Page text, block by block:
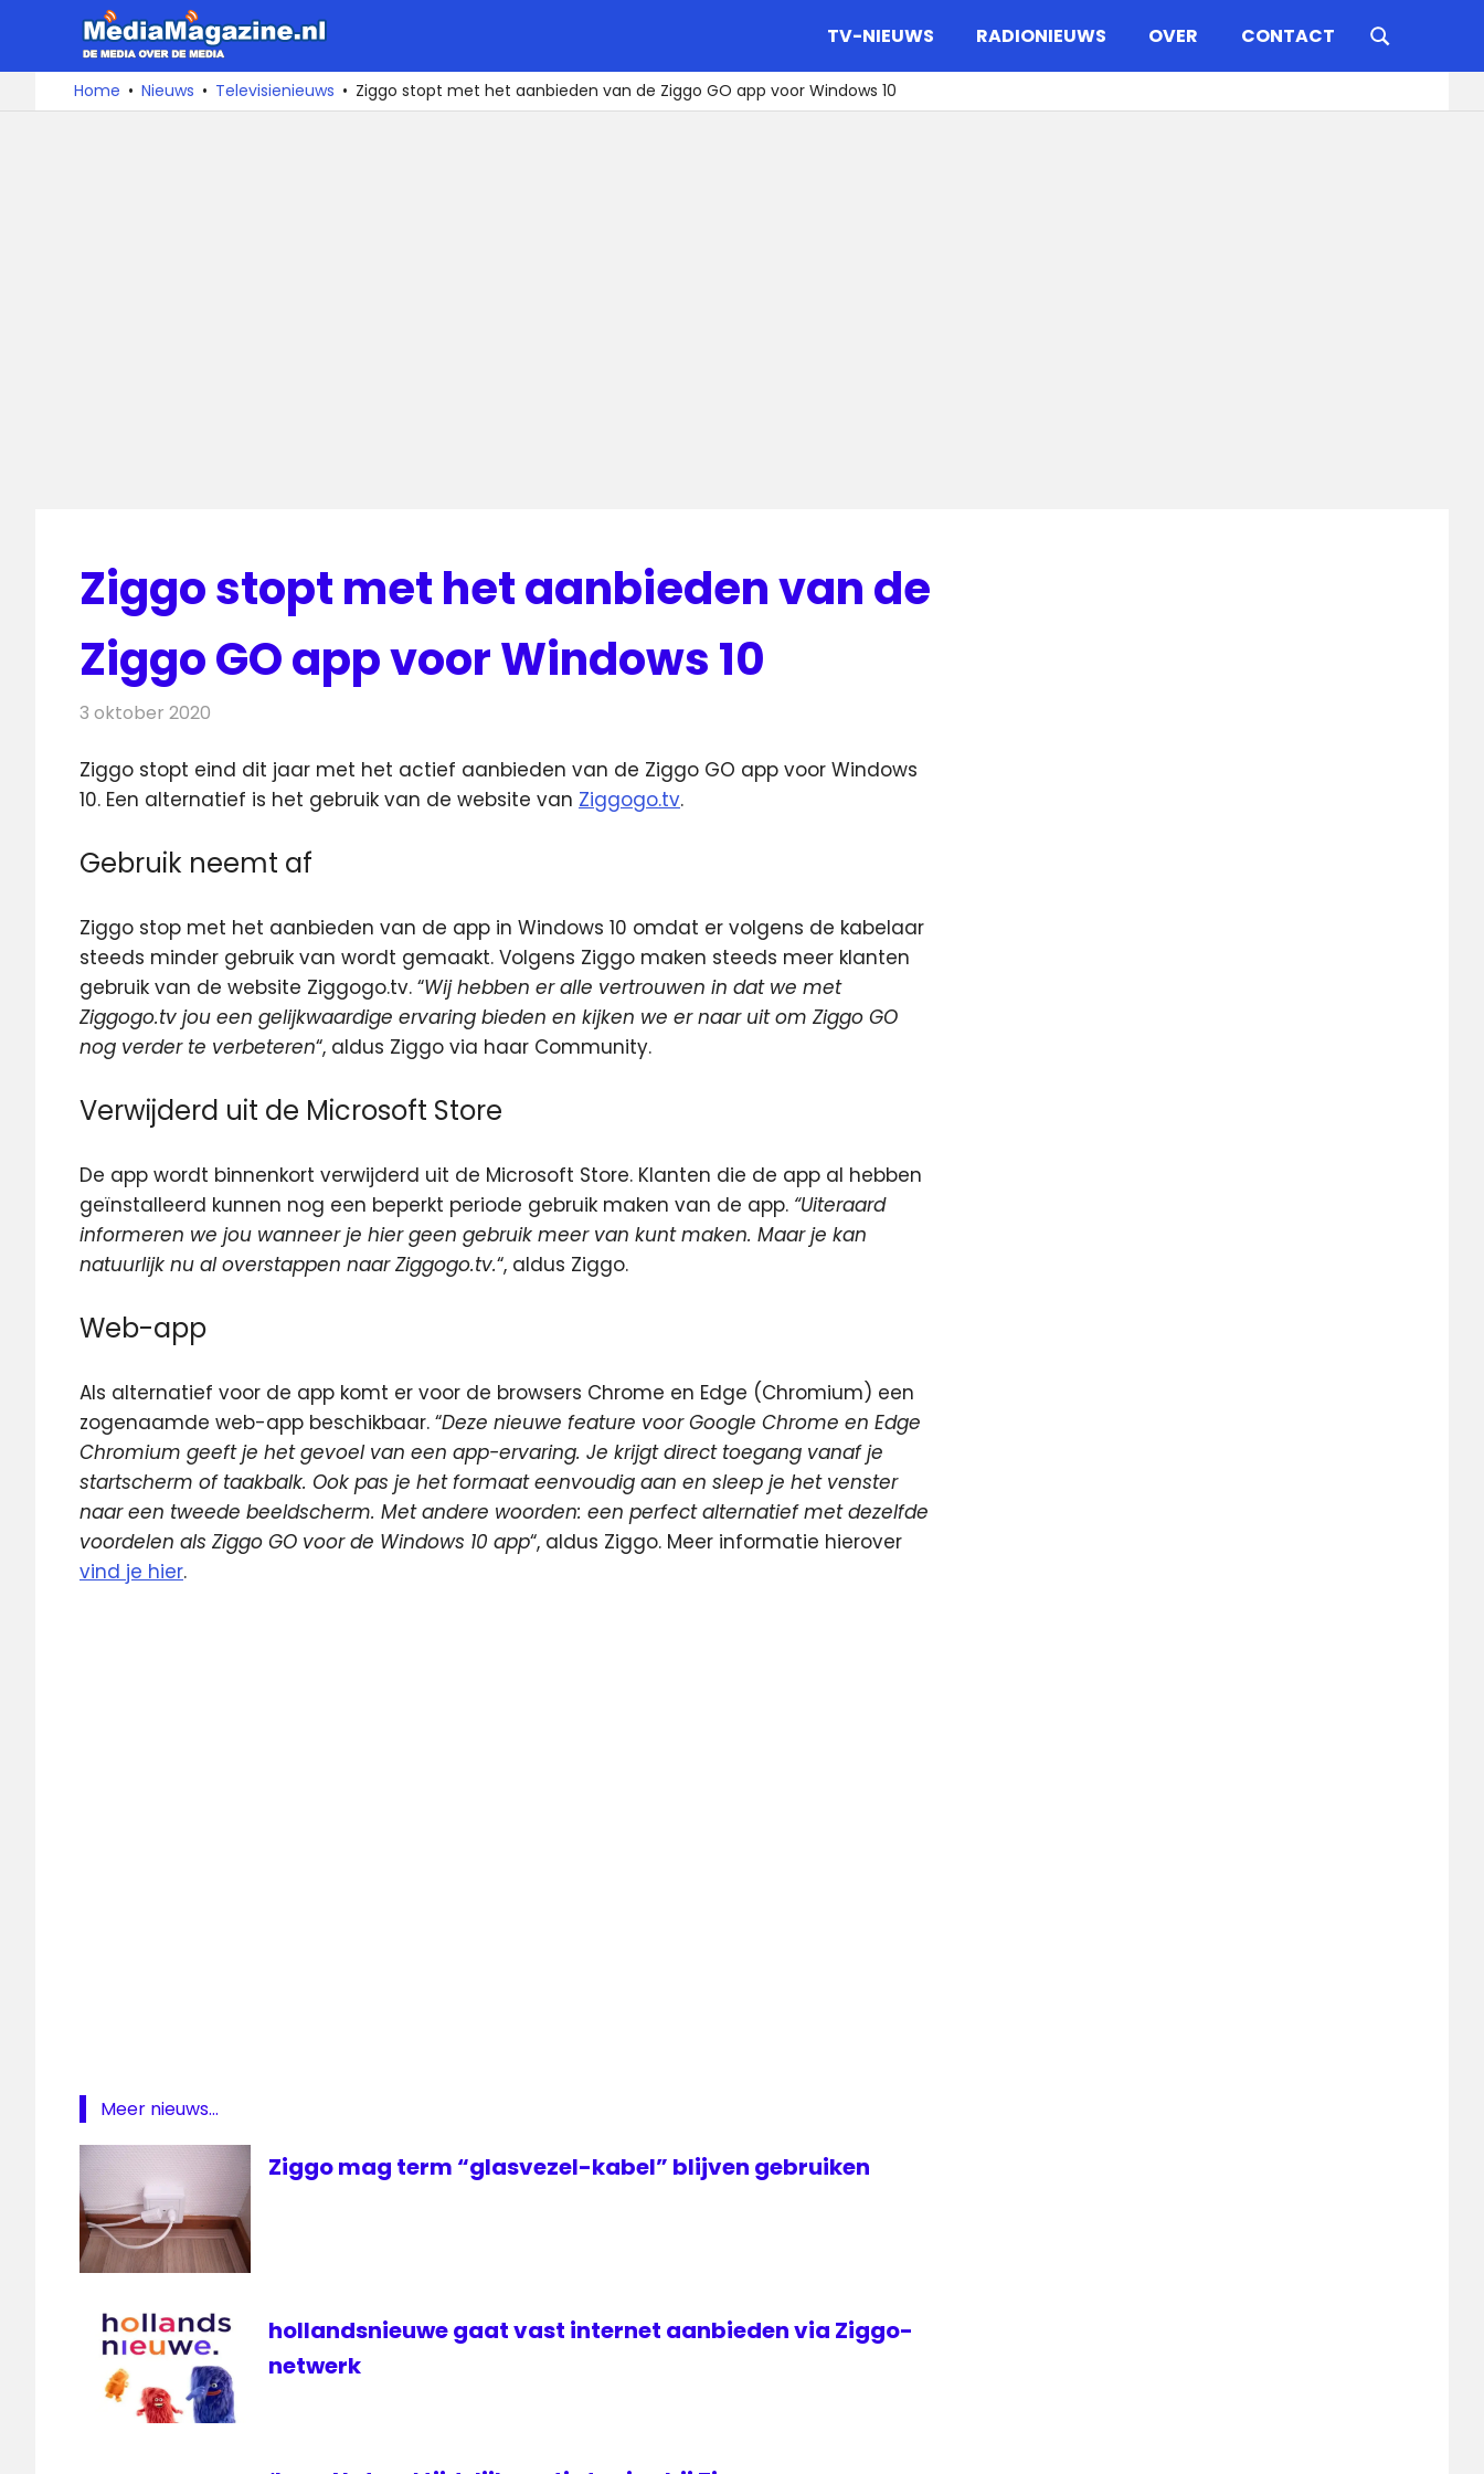
naar
De
media
over
TV-NIEUWS RADIONIEUWS OVER CONTACT
Home Nieuws Televisienieuws Ziggo stopt met het aanbieden van de Ziggo GO app voor Windows 10
Ziggo stopt met het aanbieden van de
Ziggo GO app voor Windows 10
3 oktober 2020
Ziggo stopt eind dit jaar met het actief aanbieden van de Ziggo GO app voor Windows
10. Een alternatief is het gebruik van de website van Ziggogo.tv.
Gebruik neemt af
Ziggo stop met het aanbieden van de app in Windows 10 omdat er volgens de kabelaar
steeds minder gebruik van wordt gemaakt. Volgens Ziggo maken steeds meer klanten
gebruik van de website Ziggogo.tv. “Wij hebben er alle vertrouwen in dat we met
Ziggogo.tv jou een gelijkwaardige ervaring bieden en kijken we er naar uit om Ziggo GO
nog verder te verbeteren“, aldus Ziggo via haar Community.
Verwijderd uit de Microsoft Store
De app wordt binnenkort verwijderd uit de Microsoft Store. Klanten die de app al hebben
geïnstalleerd kunnen nog een beperkt periode gebruik maken van de app. “Uiteraard
informeren we jou wanneer je hier geen gebruik meer van kunt maken. Maar je kan
natuurlijk nu al overstappen naar Ziggogo.tv.“, aldus Ziggo.
Web-app
Als alternatief voor de app komt er voor de browsers Chrome en Edge (Chromium) een
zogenaamde web-app beschikbaar. “Deze nieuwe feature voor Google Chrome en Edge
Chromium geeft je het gevoel van een app-ervaring. Je krijgt direct toegang vanaf je
startscherm of taakbalk. Ook pas je het formaat eenvoudig aan en sleep je het venster
naar een tweede beeldscherm. Met andere woorden: een perfect alternatief met dezelfde
voordelen als Ziggo GO voor de Windows 10 app“, aldus Ziggo. Meer informatie hierover
vind je hier.
Meer nieuws...
Ziggo mag term “glasvezel-kabel” blijven gebruiken
hollandsnieuwe gaat vast internet aanbieden via Ziggo-
netwerk